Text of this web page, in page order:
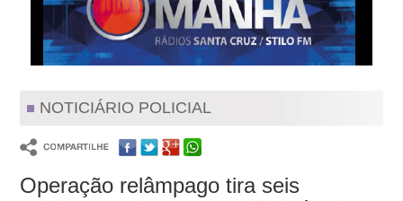
NOTICIÁRIO POLICIAL
Operação relâmpago tira seis